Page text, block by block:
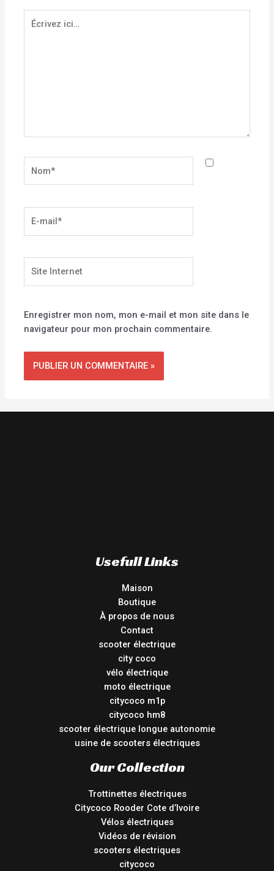
Écrivez
ici…
mail*
Internet
Enregistrer mon nom, mon e-mail et mon site dans le
navigateur pour mon prochain commentaire.
Usefull Links
Maison
Boutique
À propos de nous
Contact
scooter électrique
city coco
vélo électrique
moto électrique
citycoco m1p
citycoco hm8
scooter électrique longue autonomie
usine de scooters électriques
Our Collection
Trottinettes électriques
Citycoco Rooder Cote d’Ivoire
Vélos électriques
Vidéos de révision
scooters électriques
citycoco